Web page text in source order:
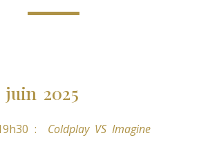
juin 2025
:
Coldplay VS Imagine